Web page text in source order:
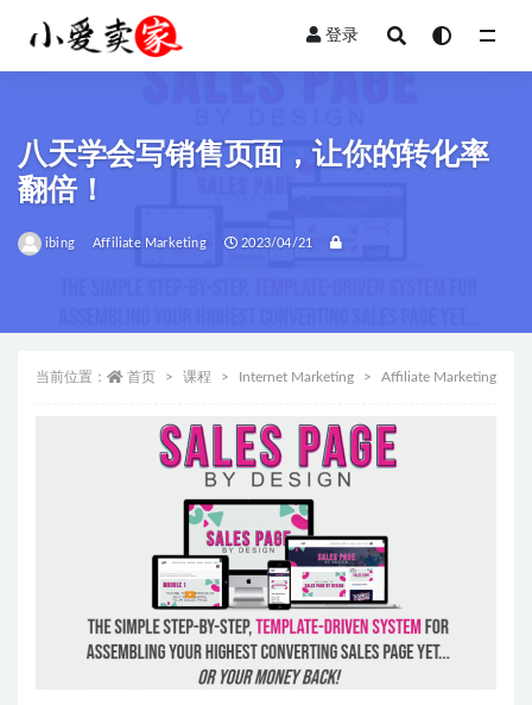
登录
八天学会写销售页面，让你的转化率
翻倍！
ibing Affiliate Marketing 2023/04/21
当前位置： 首页 课程 Internet Marketing Affiliate Marketing